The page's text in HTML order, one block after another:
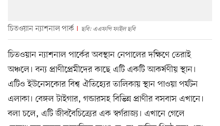
চিতওয়ান ন্যাশনাল পার্ক ছবি: এএফপি ফাইল ছবি
চিতওয়ান ন্যাশনাল পার্কের অবস্থান নেপালের দক্ষিণে তেরাই
অঞ্চলে। বন্য প্রাণীপ্রেমীদের কাছে এটি একটি আকর্ষণীয় স্থান।
এটিও ইউনেসকোর বিশ্ব ঐতিহ্যের তালিকায় স্থান পাওয়া পর্যটন
এলাকা। বেঙ্গল টাইগার, গন্ডারসহ বিভিন্ন প্রাণীর বসবাস এখানে।
বলা চলে, এটি জীববৈচিত্র্যের এক স্বর্গরাজ্য। এখানে গেলে